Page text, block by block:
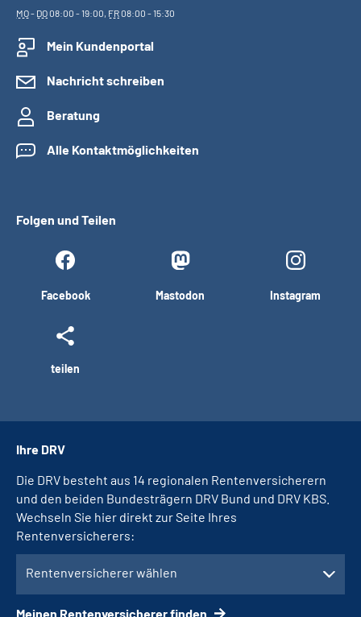
MO- DO08:00 - 19:00, FR08:00 - 15:30
Mein Kundenportal
Nachricht schreiben
Beratung
Alle Kontaktmöglichkeiten
Folgen und Teilen
Facebook Mastodon Instagram
teilen
Ihre DRV
Die DRV besteht aus 14 regionalen Rentenversicherern
und den beiden Bundesträgern DRV Bund und DRV KBS.
Wechseln Sie hier direkt zur Seite Ihres
Rentenversicherers:
Rentenversicherer wählen
Meinen Rentenversicherer finden